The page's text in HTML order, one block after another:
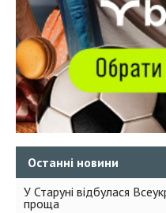
Останні новини
У Старуні відбулася
проща